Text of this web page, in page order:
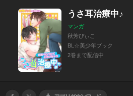
うさ耳治療中♪
マンガ
秋芳ぴぃこ
BL☆美少年ブック
2巻まで配信中